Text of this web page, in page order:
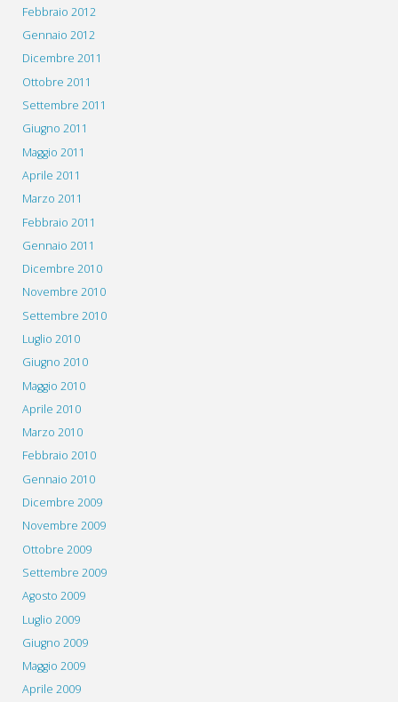
Febbraio 2012
Gennaio 2012
Dicembre 2011
Ottobre 2011
Settembre 2011
Giugno 2011
Maggio 2011
Aprile 2011
Marzo 2011
Febbraio 2011
Gennaio 2011
Dicembre 2010
Novembre 2010
Settembre 2010
Luglio 2010
Giugno 2010
Maggio 2010
Aprile 2010
Marzo 2010
Febbraio 2010
Gennaio 2010
Dicembre 2009
Novembre 2009
Ottobre 2009
Settembre 2009
Agosto 2009
Luglio 2009
Giugno 2009
Maggio 2009
Aprile 2009